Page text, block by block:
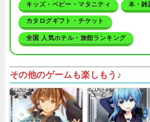
キッズ・ベビー・マタニティ 本・雑
カタログギフト・チケット
全国 人気ホテル・旅館ランキング
その他のゲームも楽しもう♪